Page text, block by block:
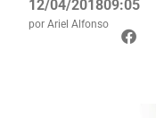
12/04/201809:05
por Ariel Alfonso